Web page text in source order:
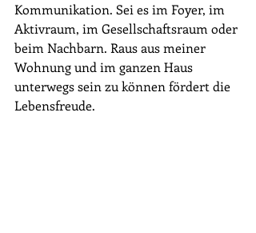
Kommunikation. Sei es im Foyer, im
Aktivraum, im Gesellschaftsraum oder
beim Nachbarn. Raus aus meiner
Wohnung und im ganzen Haus
unterwegs sein zu können fördert die
Lebensfreude.